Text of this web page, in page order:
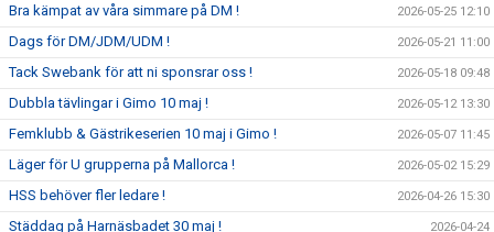
Bra kämpat av våra simmare på DM ! 2026-05-25 12:10
Dags för DM/JDM/UDM ! 2026-05-21 11:00
Tack Swebank för att ni sponsrar oss ! 2026-05-18 09:48
Dubbla tävlingar i Gimo 10 maj ! 2026-05-12 13:30
Femklubb & Gästrikeserien 10 maj i Gimo ! 2026-05-07 11:45
Läger för U grupperna på Mallorca ! 2026-05-02 15:29
HSS behöver fler ledare ! 2026-04-26 15:30
Städdag på Harnäsbadet 30 maj ! 2026-04-24